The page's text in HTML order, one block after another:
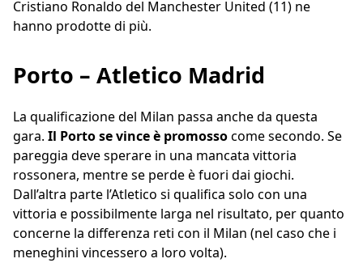
Cristiano Ronaldo del Manchester United (11) ne
hanno prodotte di più.
Porto – Atletico Madrid
La qualificazione del Milan passa anche da questa
gara. Il Porto se vince è promossocome secondo. Se
pareggia deve sperare in una mancata vittoria
rossonera, mentre se perde è fuori dai giochi.
Dall’altra parte l’Atletico si qualifica solo con una
vittoria e possibilmente larga nel risultato, per quanto
concerne la differenza reti con il Milan (nel caso che i
meneghini vincessero a loro volta).